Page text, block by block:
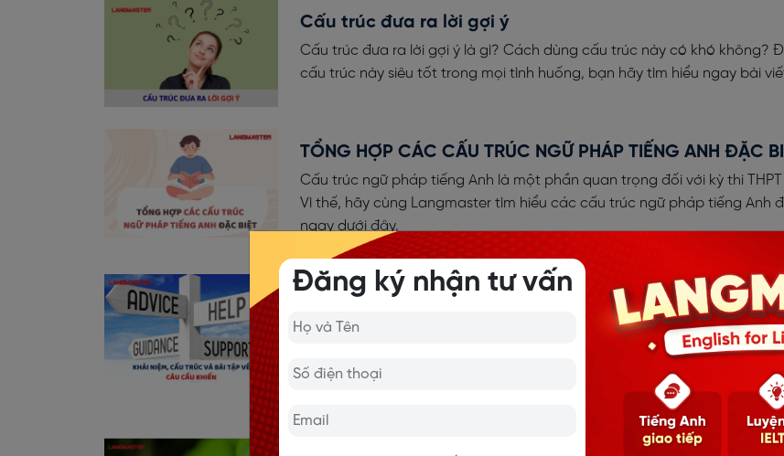
Cấu trúc đưa ra lời gợi ý
Cấu trúc đưa ra lời gợi ý là gì? Cách dùng cấu trúc này có khó không?
cấu trúc này siêu tốt trong mọi tình huống, bạn hãy tìm hiểu ngay bài
TỔNG HỢP CÁC CẤU TRÚC NGỮ PHÁP TIẾNG ANH ĐẶC
Cấu trúc ngữ pháp tiếng Anh là một phần quan trọng đối với kỳ thi
Vì thế, hãy cùng Langmaster tìm hiểu các cấu trúc ngữ pháp tiếng Anh
ngay dưới đây.
CẤU TRÚC CÂU CẦU KHIẾN: ĐỊNH NGHĨA, CÁCH DÙNG,
Câu cầu khiến trong tiếng Anh dùng để yêu cầu hoặc nhờ vả ai đó.
Langmaster học kiến thức và bài tập về những cấu trúc câu cầu khiến
Đăng ký nhận tư vấn